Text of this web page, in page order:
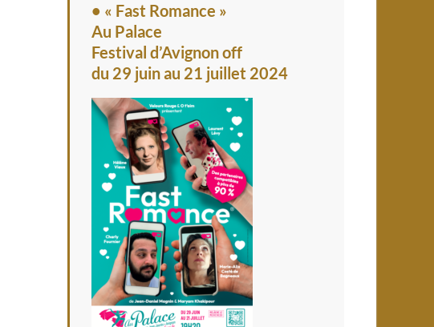
• « Fast Romance »
Au Palace
Festival d’Avignon off
du 29 juin au 21 juillet 2024